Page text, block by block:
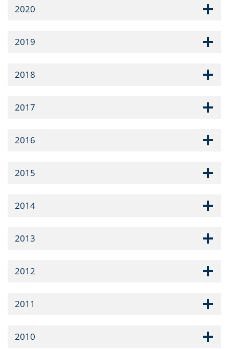
2020
2019
2018
2017
2016
2015
2014
2013
2012
2011
2010